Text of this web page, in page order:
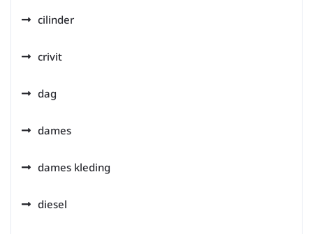
cilinder
crivit
dag
dames
dames kleding
diesel